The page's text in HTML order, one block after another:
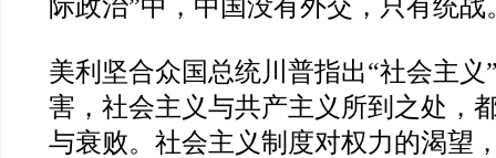
际政治”中，中国没有外交，只有统战
美利坚合众国总统川普指出“社会主义
害，社会主义与共产主义所到之处，
与衰败。社会主义制度对权力的渴望